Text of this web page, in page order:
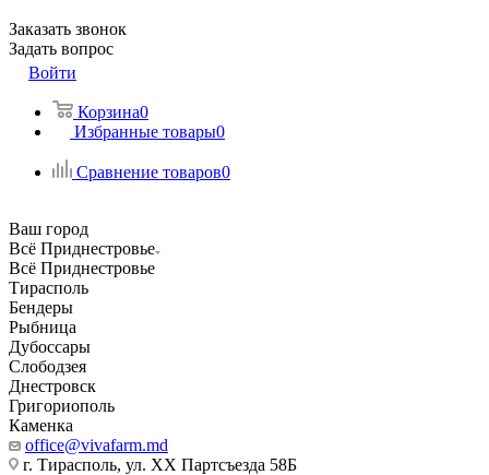
Заказать звонок
Задать вопрос
Войти
Корзина0
Избранные товары0
Сравнение товаров0
Ваш город
Всё Приднестровье
Всё Приднестровье
Тирасполь
Бендеры
Рыбница
Дубоссары
Слободзея
Днестровск
Григориополь
Каменка
office@vivafarm.md
г. Тирасполь, ул. ХХ Партсъезда 58Б